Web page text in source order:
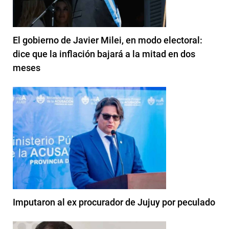
El gobierno de Javier Milei, en modo electoral:
dice que la inflación bajará a la mitad en dos
meses
Imputaron al ex procurador de Jujuy por peculado